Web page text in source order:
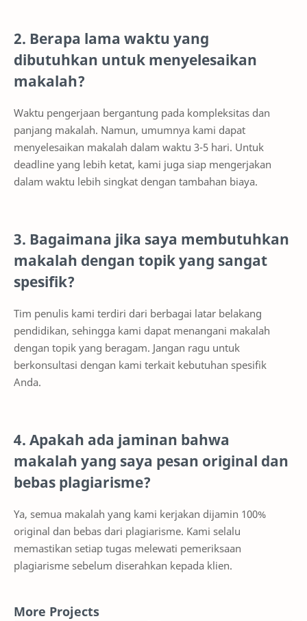
2. Berapa lama waktu yang
dibutuhkan untuk menyelesaikan
makalah?
Waktu pengerjaan bergantung pada kompleksitas dan
panjang makalah. Namun, umumnya kami dapat
menyelesaikan makalah dalam waktu 3-5 hari. Untuk
deadline yang lebih ketat, kami juga siap mengerjakan
dalam waktu lebih singkat dengan tambahan biaya.
3. Bagaimana jika saya membutuhkan
makalah dengan topik yang sangat
spesifik?
Tim penulis kami terdiri dari berbagai latar belakang
pendidikan, sehingga kami dapat menangani makalah
dengan topik yang beragam. Jangan ragu untuk
berkonsultasi dengan kami terkait kebutuhan spesifik
Anda.
4. Apakah ada jaminan bahwa
makalah yang saya pesan original dan
bebas plagiarisme?
Ya, semua makalah yang kami kerjakan dijamin 100%
original dan bebas dari plagiarisme. Kami selalu
memastikan setiap tugas melewati pemeriksaan
plagiarisme sebelum diserahkan kepada klien.
More Projects